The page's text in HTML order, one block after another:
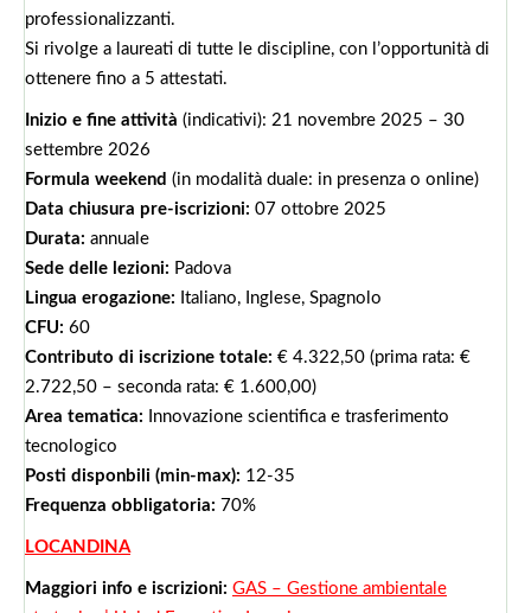
professionalizzanti.
Si rivolge a laureati di tutte le discipline, con l’opportunità di
ottenere fino a 5 attestati.
Inizio e fine attività (indicativi): 21 novembre 2025 – 30
settembre 2026
Formula weekend (in modalità duale: in presenza o online)
Data chiusura pre-iscrizioni: 07 ottobre 2025
Durata: annuale
Sede delle lezioni: Padova
Lingua erogazione: Italiano, Inglese, Spagnolo
CFU: 60
Contributo di iscrizione totale: € 4.322,50 (prima rata: €
2.722,50 – seconda rata: € 1.600,00)
Area tematica: Innovazione scientifica e trasferimento
tecnologico
Posti disponbili (min-max): 12-35
Frequenza obbligatoria: 70%
LOCANDINA
Maggiori info e iscrizioni: GAS – Gestione ambientale